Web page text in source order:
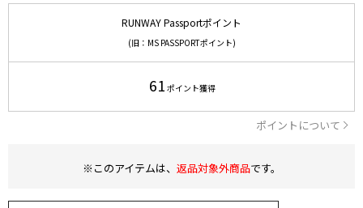
RUNWAY Passportポイント
(旧：MS PASSPORTポイント)
61 ポイント獲得
ポイントについて
※このアイテムは、 返品対象外商品です。